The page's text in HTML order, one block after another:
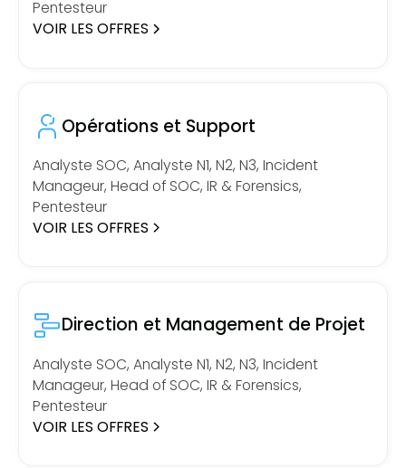
Pentesteur
VOIR LES OFFRES
Opérations et Support
Analyste SOC, Analyste N1, N2, N3, Incident
Manageur, Head of SOC, IR & Forensics,
Pentesteur
VOIR LES OFFRES
Direction et Management de Projet
Analyste SOC, Analyste N1, N2, N3, Incident
Manageur, Head of SOC, IR & Forensics,
Pentesteur
VOIR LES OFFRES